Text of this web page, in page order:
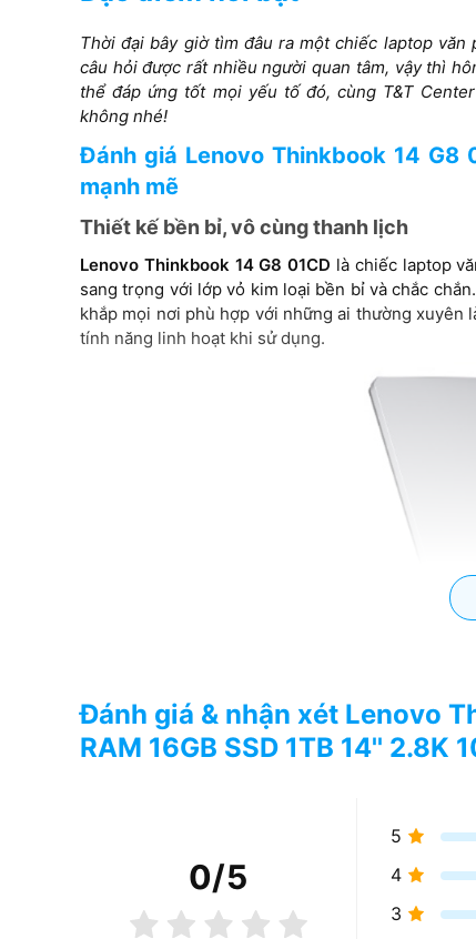
Mux Switch
Không
Intel UHD
Thời đại bây giờ tìm đâu ra một chiếc laptop
câu hỏi được rất nhiều người quan tâm, vậy thì
thể đáp ứng tốt mọi yếu tố đó, cùng T&T
không nhé!
Đánh giá Lenovo Thinkbook 14 G8
mạnh mẽ
Thiết kế bền bỉ, vô cùng thanh lịch
Lenovo Thinkbook 14 G8 01CD là chiếc laptop
sang trọng với lớp vỏ kim loại bền bỉ và chắc
khắp mọi nơi phù hợp với những ai thường xuyên
tính năng linh hoạt khi sử dụng.
Màn hình 14 inch 2.8K hiển thị cực sắc
Lenovo Thinkbook 14 G8 01CD
sở hữu màn hình
Đánh giá & nhận xét Lenovo
RAM 16GB SSD 1TB 14'' 2.8K
0/5
5
4
3